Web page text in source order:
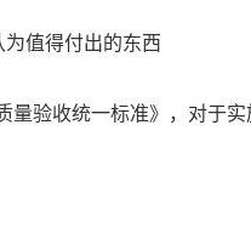
值得付出的东西
量验收统一标准》，对于